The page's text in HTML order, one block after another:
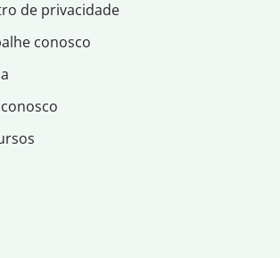
de privacidade
conosco